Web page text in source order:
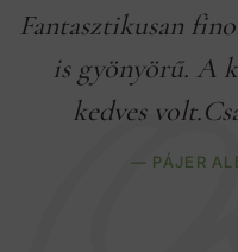
Fantasztikusan
is gyönyörű. A
kedves
— PÁJER